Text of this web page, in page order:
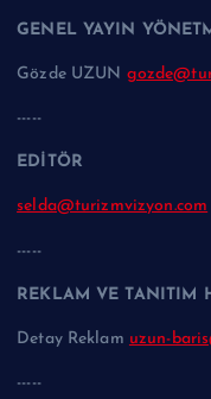
GENEL YAYIN
Gözde UZUN
-----
EDİTÖR
selda@turizmvizyon.com
-----
REKLAM VE TANITIM
Detay Reklam uzun-
-----